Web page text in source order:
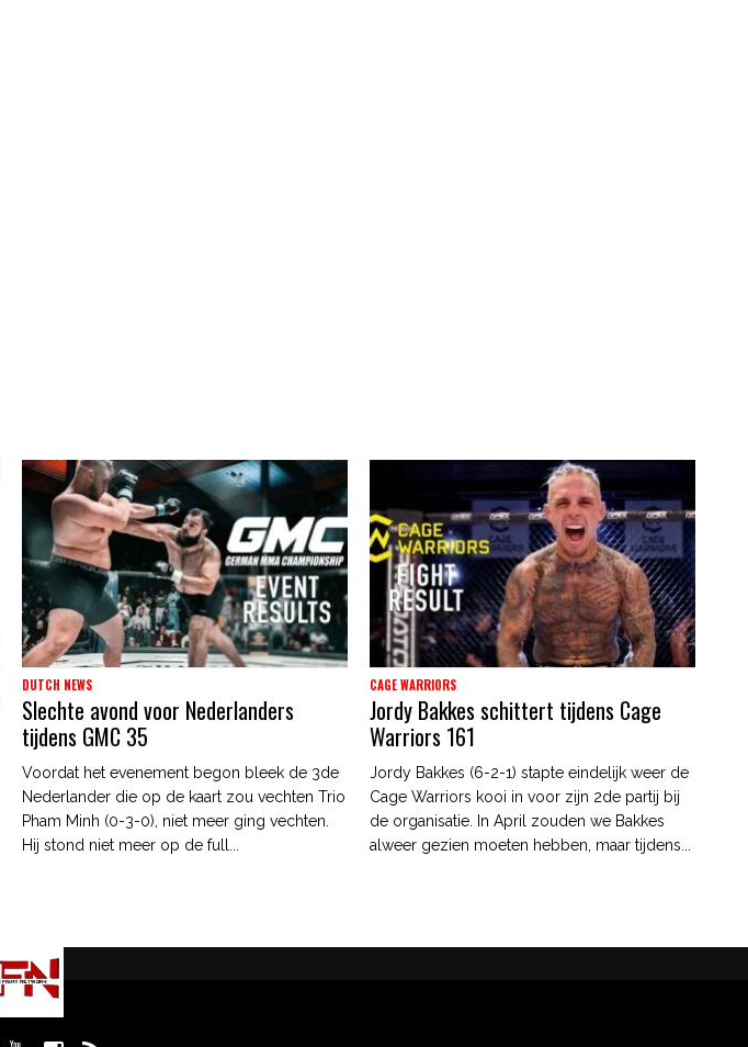
DUTCH NEWS
Slechte avond voor Nederlanders
tijdens GMC 35
Voordat het evenement begon bleek de 3de
Nederlander die op de kaart zou vechten Trio
Pham Minh (0-3-0), niet meer ging vechten.
Hij stond niet meer op de full...
CAGE WARRIORS
Jordy Bakkes schittert tijdens Cage
Warriors 161
Jordy Bakkes (6-2-1) stapte eindelijk weer de
Cage Warriors kooi in voor zijn 2de partij bij
de organisatie. In April zouden we Bakkes
alweer gezien moeten hebben, maar tijdens...